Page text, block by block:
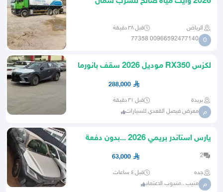
الرياض قبل ٣٨ دقيقة
0
00966592477140 77358
لكزس RX350 موديل 2026 سقف بانورما
288,000
بريدة قبل ٣١ دقيقة
م معرض فيصل القعدي للسيارات
يارس استاندر بريمي 2026 ...بدون دفعة
اولى
2
63,000
جده قبل ٤ ساعات
م منيب ..مندوب الاعتماد